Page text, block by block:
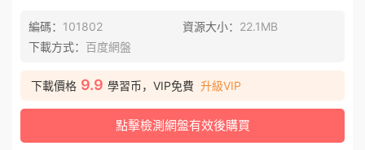
編碼： 101802 資源大小： 22.1MB
下載方式： 百度網盤
下載價格 9.9 學習币，VIP免費 升級VIP
點擊檢測網盤有效後購買